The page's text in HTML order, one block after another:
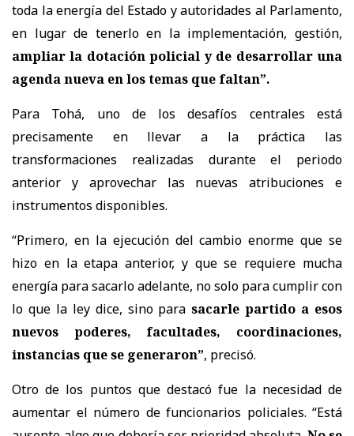
toda la energía del Estado y autoridades al Parlamento,
en lugar de tenerlo en la implementación, gestión,
ampliar la dotación policial y de desarrollar una
agenda nueva en los temas que faltan”.
Para Tohá, uno de los desafíos centrales está
precisamente en llevar a la práctica las
transformaciones realizadas durante el periodo
anterior y aprovechar las nuevas atribuciones e
instrumentos disponibles.
“Primero, en la ejecución del cambio enorme que se
hizo en la etapa anterior, y que se requiere mucha
energía para sacarlo adelante, no solo para cumplir con
lo que la ley dice, sino para sacarle partido a esos
nuevos poderes, facultades, coordinaciones,
instancias que se generaron”, precisó.
Otro de los puntos que destacó fue la necesidad de
aumentar el número de funcionarios policiales. “Está